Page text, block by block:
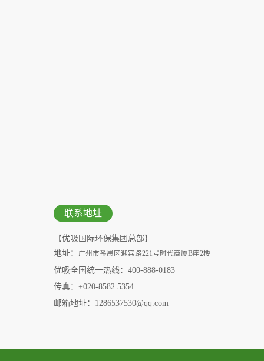
联系地址
【优吸国际环保集团总部】
地址：
广州市番禺区迎宾路221号时代商厦B座2楼
优吸全国统一热线：400-888-0183
传真：+020-8582 5354
邮箱地址：1286537530@qq.com